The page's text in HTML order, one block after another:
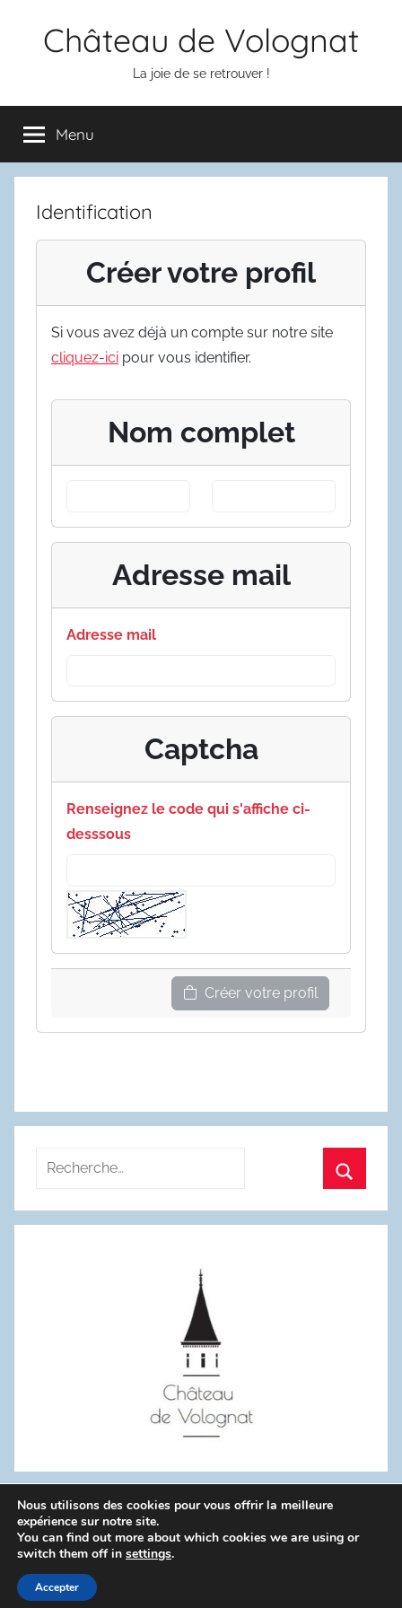
Château de Volognat
La joie de se retrouver !
Menu
Identification
Créer votre profil
Si vous avez déjà un compte sur notre site
cliquez-ici pour vous identifier.
Nom complet
Adresse mail
Adresse mail
Captcha
Renseignez le code qui s'affiche ci-
desssous
Créer votre profil
Recherche
:
WordPress Theme: Donovan by ThemeZee.
Politique de confidentialité
Nous utilisons des cookies pour vous offrir la meilleure
expérience sur notre site.
You can find out more about which cookies we are using or
switch them off in settings.
Accepter